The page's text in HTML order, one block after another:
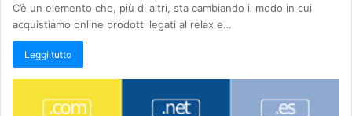
C’è un elemento che, più di altri, sta cambiando il modo in cui
acquistiamo online prodotti legati al relax e…
Leggi tutto